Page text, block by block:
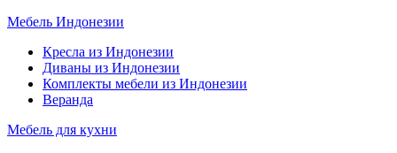
Мебель Индонезии
Кресла из Индонезии
Диваны из Индонезии
Комплекты мебели из Индонезии
Веранда
Мебель для кухни